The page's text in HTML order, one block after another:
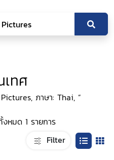
ทศ
ภาษา: Thai, ”
หมด 1 รายการ
Filter